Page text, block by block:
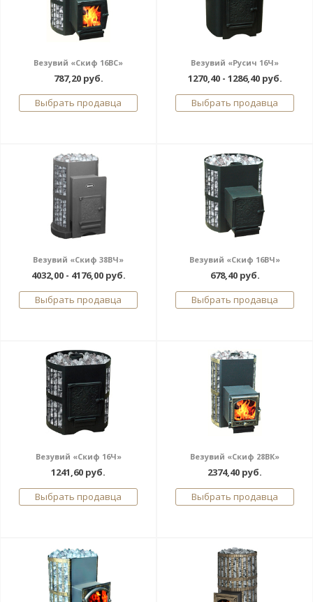
Везувий «Скиф 16ВС»
787,20 руб.
Выбрать продавца
Везувий «Русич 16Ч»
1270,40 - 1286,40 руб.
Выбрать продавца
Везувий «Скиф 38ВЧ»
4032,00 - 4176,00 руб.
Выбрать продавца
Везувий «Скиф 16ВЧ»
678,40 руб.
Выбрать продавца
Везувий «Скиф 16Ч»
1241,60 руб.
Выбрать продавца
Везувий «Скиф 28ВК»
2374,40 руб.
Выбрать продавца